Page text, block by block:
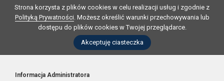
Strona korzysta z plików cookies w celu realizacji usług i zgodnie z
Polityką Prywatności. Możesz określić warunki przechowywania lub
dostępu do plików cookies w Twojej przeglądarce.
Akceptuję ciasteczka
Informacja Administratora